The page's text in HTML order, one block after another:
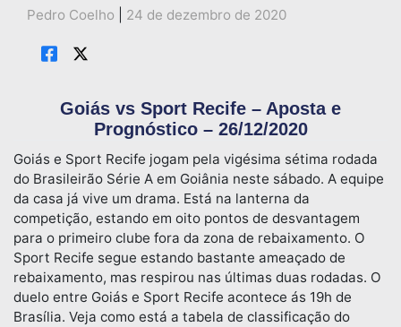
Pedro Coelho 24 de dezembro de 2020
Goiás vs Sport Recife – Aposta e
Prognóstico – 26/12/2020
Goiás e Sport Recife jogam pela vigésima sétima rodada
do Brasileirão Série A em Goiânia neste sábado. A equipe
da casa já vive um drama. Está na lanterna da
competição, estando em oito pontos de desvantagem
para o primeiro clube fora da zona de rebaixamento. O
Sport Recife segue estando bastante ameaçado de
rebaixamento, mas respirou nas últimas duas rodadas. O
duelo entre Goiás e Sport Recife acontece ás 19h de
Brasília. Veja como está a tabela de classificação do